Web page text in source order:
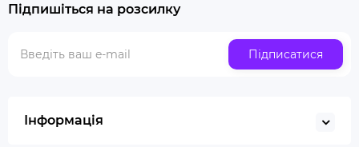
Люлька для куріння набір
Купити ювелірні ваги
Гільйотина для сигар
Підпишіться на розсилку
Підписатися
Інформація